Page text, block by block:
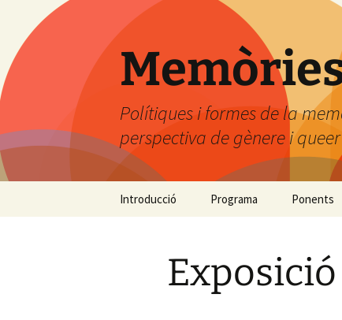
contingut
Polítiques i formes de la
perspectiva de gènere i queer
Introducció Programa Ponents
Exposició